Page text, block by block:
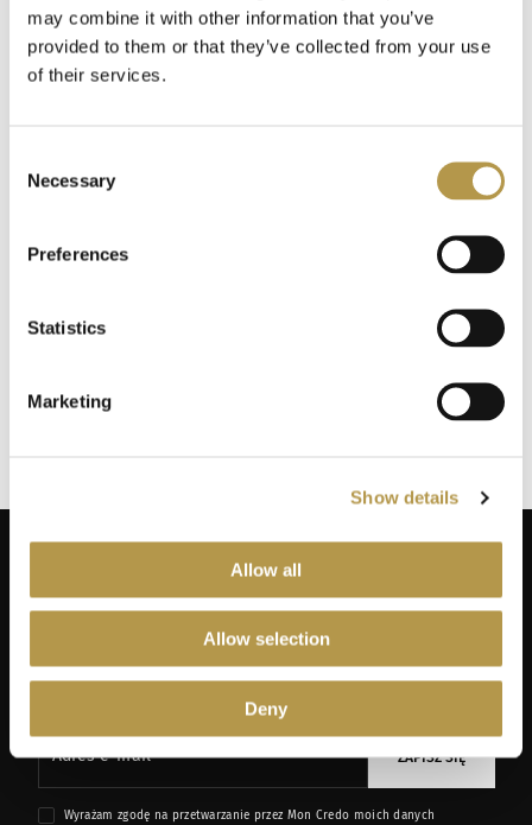
may combine it with other information that you’ve
provided to them or that they’ve collected from your use
of their services.
Selection
Necessary
Preferences
Statistics
Marketing
Show details
Allow all
Allow selection
Deny
NUTY ZAPACHOWE
INFORMACJE O PRODUKCIE
INFORMACJE O WYSYŁCE
DODATKOWE INFORMACJE
ZAPISZ SIĘ NA NEWSLETTER
Adres e-mail ZAPISZ SIĘ
Wyrażam zgodę na przetwarzanie przez Mon Credo moich danych